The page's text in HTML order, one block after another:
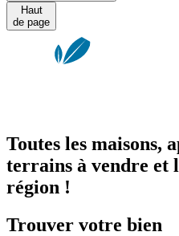
Haut
de page
Toutes les maisons,
terrains à vendre et
région !
Trouver votre bien